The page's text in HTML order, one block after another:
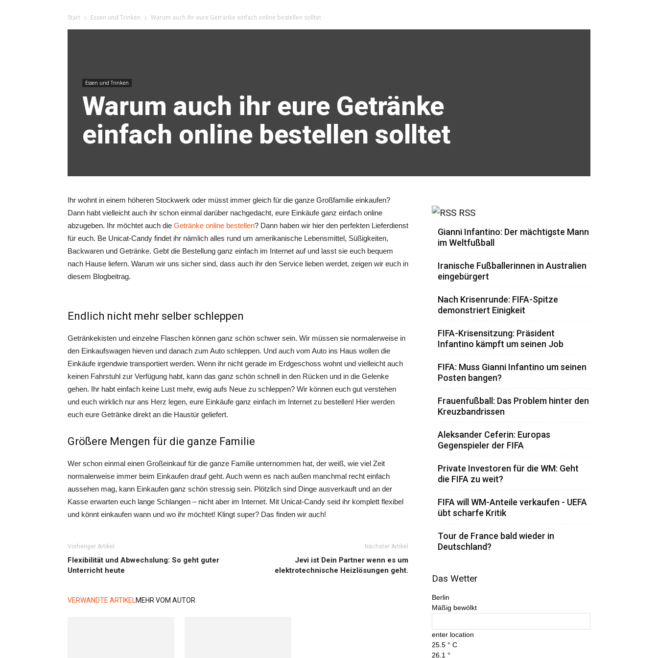
Vor
Start Essen und Trinken Warum auch ihr eure Getränke einfach online bestellen solltet
Essen und Trinken
Warum auch ihr eure Getränke
einfach online bestellen solltet
Ihr wohnt in einem höheren Stockwerk oder müsst immer gleich für die ganze Großfamilie einkaufen?
Dann habt vielleicht auch ihr schon einmal darüber nachgedacht, eure Einkäufe ganz einfach online
abzugeben. Ihr möchtet auch die Getränke online bestellen? Dann haben wir hier den perfekten Lieferdienst
für euch. Be Unicat-Candy findet ihr nämlich alles rund um amerikanische Lebensmittel, Süßigkeiten,
Backwaren und Getränke. Gebt die Bestellung ganz einfach im Internet auf und lasst sie euch bequem
nach Hause liefern. Warum wir uns sicher sind, dass auch ihr den Service lieben werdet, zeigen wir euch in
diesem Blogbeitrag.
Endlich nicht mehr selber schleppen
Getränkekisten und einzelne Flaschen können ganz schön schwer sein. Wir müssen sie normalerweise in
den Einkaufswagen hieven und danach zum Auto schleppen. Und auch vom Auto ins Haus wollen die
Einkäufe irgendwie transportiert werden. Wenn ihr nicht gerade im Erdgeschoss wohnt und vielleicht auch
keinen Fahrstuhl zur Verfügung habt, kann das ganz schön schnell in den Rücken und in die Gelenke
gehen. Ihr habt einfach keine Lust mehr, ewig aufs Neue zu schleppen? Wir können euch gut verstehen
und euch wirklich nur ans Herz legen, eure Einkäufe ganz einfach im Internet zu bestellen! Hier werden
euch eure Getränke direkt an die Haustür geliefert.
Größere Mengen für die ganze Familie
Wer schon einmal einen Großeinkauf für die ganze Familie unternommen hat, der weiß, wie viel Zeit
normalerweise immer beim Einkaufen drauf geht. Auch wenn es nach außen manchmal recht einfach
aussehen mag, kann Einkaufen ganz schön stressig sein. Plötzlich sind Dinge ausverkauft und an der
Kasse erwarten euch lange Schlangen – nicht aber im Internet. Mit Unicat-Candy seid ihr komplett flexibel
und könnt einkaufen wann und wo ihr möchtet! Klingt super? Das finden wir auch!
Vorheriger Artikel
Flexibilität und Abwechslung: So geht guter
Unterricht heute
Nächster Artikel
Jevi ist Dein Partner wenn es um
elektrotechnische Heizlösungen geht.
VERWANDTE ARTIKELMEHR VOM AUTOR
RSS
Gianni Infantino: Der mächtigste Mann
im Weltfußball
Iranische Fußballerinnen in Australien
eingebürgert
Nach Krisenrunde: FIFA-Spitze
demonstriert Einigkeit
FIFA-Krisensitzung: Präsident
Infantino kämpft um seinen Job
FIFA: Muss Gianni Infantino um seinen
Posten bangen?
Frauenfußball: Das Problem hinter den
Kreuzbandrissen
Aleksander Ceferin: Europas
Gegenspieler der FIFA
Private Investoren für die WM: Geht
die FIFA zu weit?
FIFA will WM-Anteile verkaufen - UEFA
übt scharfe Kritik
Tour de France bald wieder in
Deutschland?
Das Wetter
Berlin
Mäßig bewölkt
enter location
25.5 ° C
26.1 °